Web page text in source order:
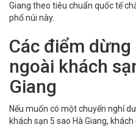
Giang theo tiêu chuẩn quốc tế
phố núi này.
Các điểm
ngoài khách
Giang
Nếu muốn có một chuyến nghỉ
khách sạn 5 sao Hà Giang,